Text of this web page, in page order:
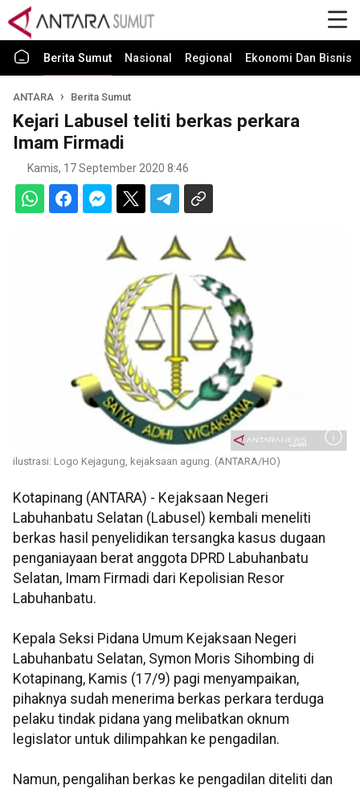
Berita Sumut Nasional Regional Ekonomi Dan Bisnis
ANTARA Berita Sumut
Kejari Labusel teliti berkas perkara
Imam Firmadi
Kamis, 17 September 2020 8:46
ilustrasi: Logo Kejagung, kejaksaan agung. (ANTARA/HO)
Kotapinang (ANTARA) - Kejaksaan Negeri
Labuhanbatu Selatan (Labusel) kembali meneliti
berkas hasil penyelidikan tersangka kasus dugaan
penganiayaan berat anggota DPRD Labuhanbatu
Selatan, Imam Firmadi dari Kepolisian Resor
Labuhanbatu.
Kepala Seksi Pidana Umum Kejaksaan Negeri
Labuhanbatu Selatan, Symon Moris Sihombing di
Kotapinang, Kamis (17/9) pagi menyampaikan,
pihaknya sudah menerima berkas perkara terduga
pelaku tindak pidana yang melibatkan oknum
legislator untuk dilimpahkan ke pengadilan.
Namun, pengalihan berkas ke pengadilan diteliti dan